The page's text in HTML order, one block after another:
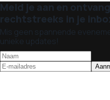
Meld je aan en
rechtstreeks in je
Mis geen spannende
unieke updates!